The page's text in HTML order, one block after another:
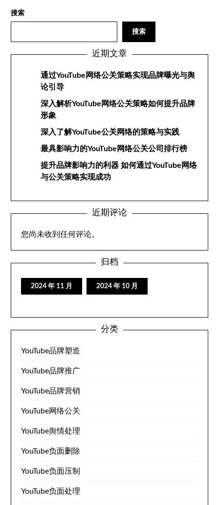
搜索
搜索
近期文章
通过YouTube网络公关策略实现品牌曝光与舆
论引导
深入解析YouTube网络公关策略如何提升品牌
形象
深入了解YouTube公关网络的策略与实践
最具影响力的YouTube网络公关公司排行榜
提升品牌影响力的利器 如何通过YouTube网络
与公关策略实现成功
近期评论
您尚未收到任何评论。
归档
2024 年 11 月 2024 年 10 月
分类
YouTube品牌塑造
YouTube品牌推广
YouTube品牌营销
YouTube网络公关
YouTube舆情处理
YouTube负面删除
YouTube负面压制
YouTube负面处理